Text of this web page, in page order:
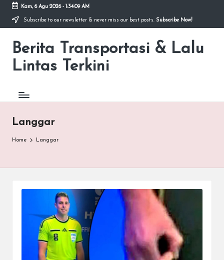
Skip
content
Kam, 6 Agu 2026- 1:34:09 AM
Subscribe to our newsletter & never miss our best posts. Subscribe Now!
Berita Transportasi & Lalu
Lintas Terkini
premancity.biz.id
Langgar
Home Langgar